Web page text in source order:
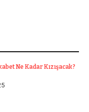
Ne Kadar Kızışacak?